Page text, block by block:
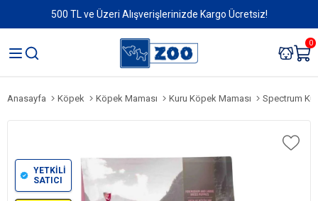
500 TL ve Üzeri Alışverişlerinizde Kargo Ücretsiz!
0
Anasayfa Köpek Köpek Maması Kuru Köpek Maması Spectrum Kuzu Etli ve
YETKİLİ
SATICI